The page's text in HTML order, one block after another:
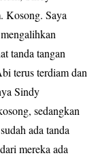
Kosong. Saya
tanda tangan
terus terdiam dan
Sindy
sedangkan
ada tanda
mereka ada